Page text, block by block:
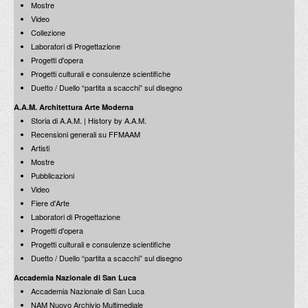
Antonello da Messina
Le mostre raccontate
12 Dicembre 2013
AMICI dell'Accademia Nazionale di San Luca
presentazione dell'Associazione
11 dicembre 2013
Roma 1771-1819. I Giornali di Vincenzo Pacetti
28-30 novembre 2013
Roma 1771-1819. I Giornali di Vincenzo Pacetti
Premio Toti Scialoja per la poesia
18 dicembre 2012
Riviste futuriste. Collezione Echaurren Salaris
14 dicembre 2012
La città di Roma nel disegno di riordinamento politico e
amministrativo di Giustiniano
15 dicembre 2011
Francesco Moschini: Conversazione con Mario Botta
Lectio Magistralis: architettura e città
12 dicembre 2011
150 anni di disastri in Italia: 1861-2011
12 dicembre 2011
Mostre
Video
Collezione
Laboratori di Progettazione
Progetti d'opera
Progetti culturali e consulenze scientifiche
Duetto / Duello “partita a scacchi” sul disegno
A.A.M. Architettura Arte Moderna
Storia di A.A.M. | History by A.A.M.
Recensioni generali su FFMAAM
Artisti
Mostre
Pubblicazioni
Video
Fiere d'Arte
Laboratori di Progettazione
Progetti d'opera
Progetti culturali e consulenze scientifiche
Duetto / Duello “partita a scacchi” sul disegno
Accademia Nazionale di San Luca
Accademia Nazionale di San Luca
NAM Nuovo Archivio Multimediale